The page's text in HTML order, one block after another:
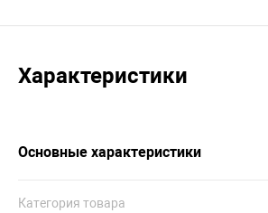
Характеристики
Основные характеристики
Категория товара